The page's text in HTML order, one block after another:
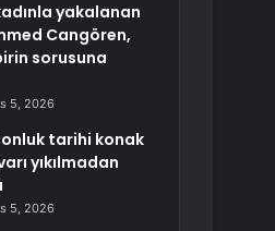
yakalanan
Cangören,
sorusuna
5, 2026
tarihi konak
yıkılmadan
5, 2026